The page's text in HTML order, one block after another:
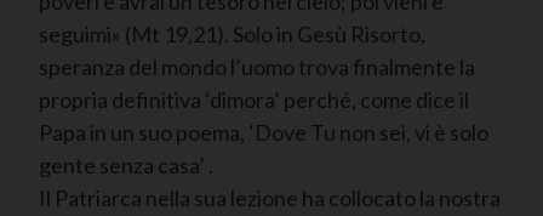
seguimi» (Mt 19,21). Solo in Gesù Risorto,
speranza del mondo l’uomo trova finalmente la
propria definitiva ‘dimora’ perché, come dice il
Papa in un suo poema, ‘Dove Tu non sei, vi è solo
gente senza casa’ .
Il Patriarca nella sua lezione ha collocato la nostra